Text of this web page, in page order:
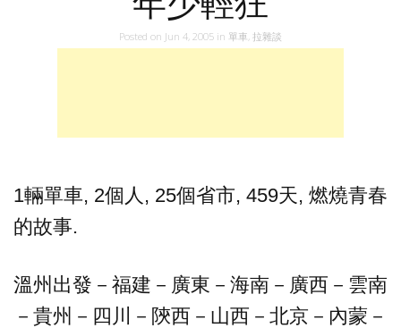
Posted on Jun 4, 2005 in 單車 拉雜談
1輛單車, 2個人, 25個省市, 459天, 燃燒青春
的故事.
溫州出發－福建－廣東－海南－廣西－雲南
－貴州－四川－陝西－山西－北京－內蒙－